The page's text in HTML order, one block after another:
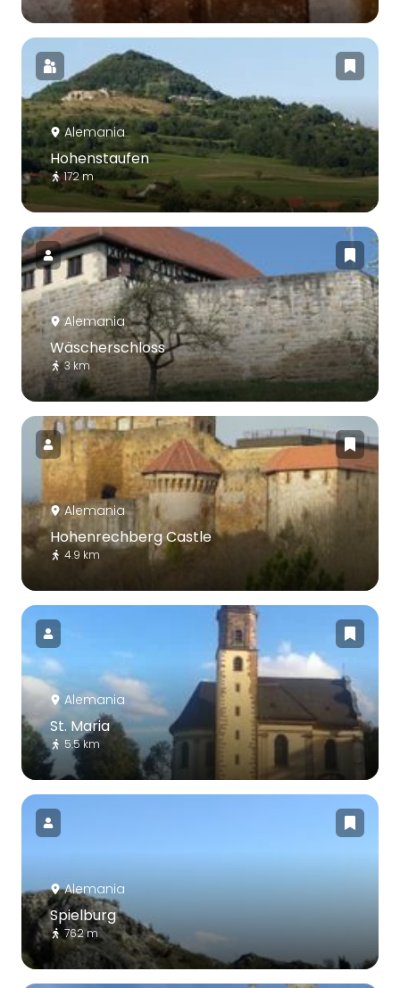
Alemania
Hohenstaufen
172 m
Alemania
Wäscherschloss
3 km
Alemania
Hohenrechberg Castle
4.9 km
Alemania
St. Maria
5.5 km
Alemania
Spielburg
762 m